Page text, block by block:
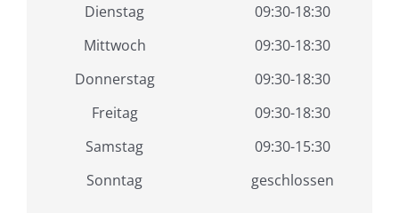
Dienstag
09:30-18:30
Mittwoch
09:30-18:30
Donnerstag
09:30-18:30
Freitag
09:30-18:30
Samstag
09:30-15:30
Sonntag
geschlossen